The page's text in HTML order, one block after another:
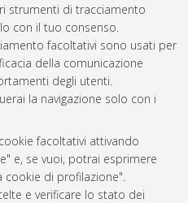
strumenti di tracciamento
con il tuo consenso.
facoltativi sono usati per
della comunicazione
degli utenti.
la navigazione solo con i
facoltativi attivando
e, se vuoi, potrai esprimere
cookie di profilazione".
e verificare lo stato dei